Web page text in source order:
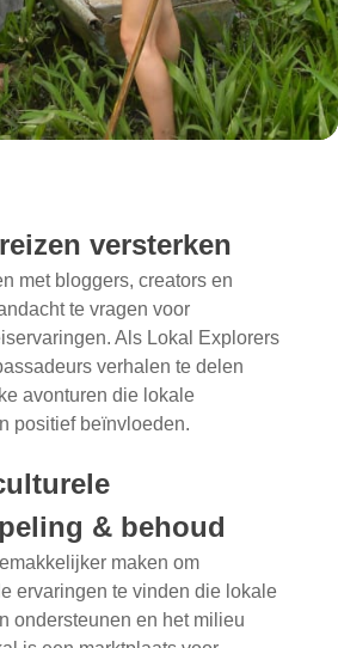
versterken
met bloggers, creators en
te vragen voor
Als Lokal Explorers
verhalen te delen
avonturen die lokale
positief beïnvloeden.
& behoud
maken om
ervaringen te vinden die lokale
ondersteunen en het milieu